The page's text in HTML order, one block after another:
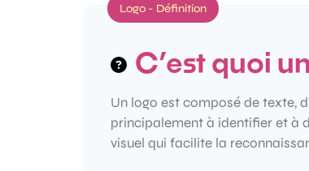
Logo - Définition
C’est quoi
Un logo est composé de texte,
principalement à identifier et à
visuel qui facilite la